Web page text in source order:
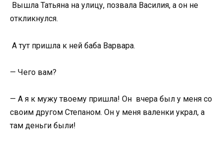
Вышла Татьяна на улицу, позвала Василия, а он не
откликнулся.
А тут пришла к ней баба Варвара.
— Чего вам?
— А я к мужу твоему пришла! Он вчера был у меня со
своим другом Степаном. Он у меня валенки украл, а
там деньги были!